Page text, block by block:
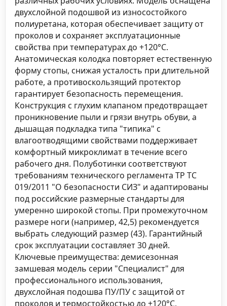
двухслойной подошвой из износостойкого
полиуретана, которая обеспечивает защиту от
проколов и сохраняет эксплуатационные
свойства при температурах до +120°C.
Анатомическая колодка повторяет естественную
форму стопы, снижая усталость при длительной
работе, а противоскользящий протектор
гарантирует безопасность перемещения.
Конструкция с глухим клапаном предотвращает
проникновение пыли и грязи внутрь обуви, а
дышащая подкладка типа "типика" с
влагоотводящими свойствами поддерживает
комфортный микроклимат в течение всего
рабочего дня. Полуботинки соответствуют
требованиям технического регламента ТР ТС
019/2011 "О безопасности СИЗ" и адаптированы
под российские размерные стандарты для
умеренно широкой стопы. При промежуточном
размере ноги (например, 42,5) рекомендуется
выбрать следующий размер (43). Гарантийный
срок эксплуатации составляет 30 дней.
Ключевые преимущества: демисезонная
замшевая модель серии "Специалист" для
профессионального использования,
двухслойная подошва ПУ/ПУ с защитой от
проколов и термостойкостью до +120°C,